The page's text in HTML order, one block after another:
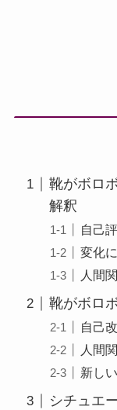
靴がボロ
解釈
自己
変化
人間
靴がボロ
自己
人間
新し
シチュエ